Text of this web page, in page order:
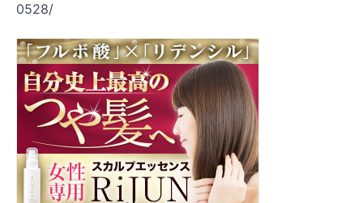
0528/